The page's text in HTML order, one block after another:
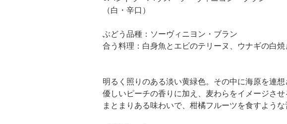
（白・辛口）
ぶどう品種：ソーヴィニヨン・ブラン
合う料理：白身魚とエビのテリーヌ、ウナギの白焼
明るく照りのある淡い黄緑色。その中に海原を連
優しいピーチの香りに加え、麦わらをイメージさ
まとまりある味わいで、柑橘フルーツを食すような